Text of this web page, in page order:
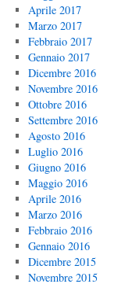
Aprile 2017
Marzo 2017
Febbraio 2017
Gennaio 2017
Dicembre 2016
Novembre 2016
Ottobre 2016
Settembre 2016
Agosto 2016
Luglio 2016
Giugno 2016
Maggio 2016
Aprile 2016
Marzo 2016
Febbraio 2016
Gennaio 2016
Dicembre 2015
Novembre 2015